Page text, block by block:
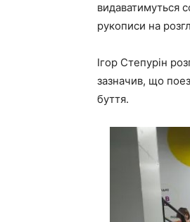
видаватимуться
рукописи на
Ігор Степурін
зазначив, що
буття.